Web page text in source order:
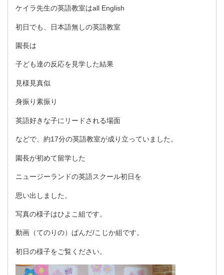
ケイラ先生の英語教室はall English
初日でも、日本語無しの英語教室
園長は
子ども達の反応を見学した結果
見様見真似
身振り素振り
英語好きな子にリードされる場面
などで、約17分の英語教室が成り立っていました。
園長が初めて留学した
ニュージーランドの英語スクール初日を
思い出しました。
写真の様子はひよこ組です。
動画（てのりの）ぱんだ/こじか組です。
初日の様子をご覧ください。